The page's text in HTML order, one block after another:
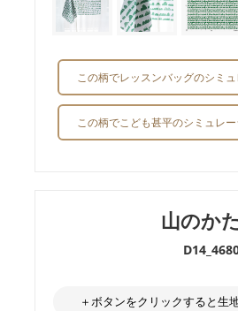
この柄でレッスンバッグのシミ
この柄でこども甚平のシミュレ
山のか
＋ボタンをクリックすると生